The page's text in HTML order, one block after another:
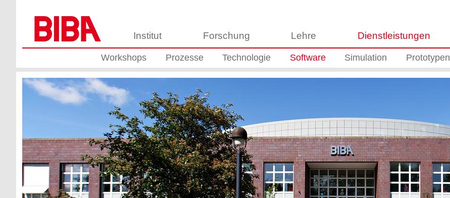
Institut Forschung Lehre Dienstleistungen
Workshops Prozesse Technologie Software Simulation Prototypen